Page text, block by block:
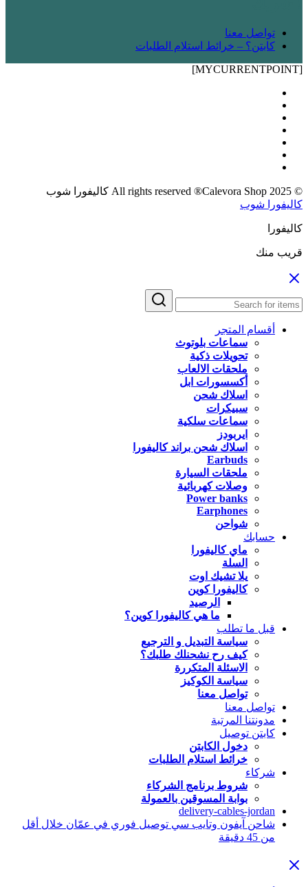
تواصل معنا
كابتن؟ – خرائط استلام الطلبات
[MYCURRENTPOINT]
© 2025 All rights reserved ®Calevora Shop كاليفورا شوب
كاليفورا شوب
كاليفورا
قريب منك
أقسام المتجر
سماعات بلوتوث
تحويلات ذكية
ملحقات الالعاب
أكسسورات ابل
اسلاك شحن
سبيكرات
سماعات سلكية
ايربودز
اسلاك شحن براند كاليفورا
Earbuds
ملحقات السيارة
وصلات كهربائية
Power banks
Earphones
شواحن
حسابك
ماي كاليفورا
السلة
يلا تشيك اوت
كاليفورا كوين
الرصيد
ما هي كاليفورا كوين؟
قبل ما تطلب
سياسة التبديل و الترجيع
كيف رح نشحنلك طلبك؟
الاسئلة المتكررة
سياسة الكوكيز
تواصل معنا
تواصل معنا
مدونتنا المرتبة
كابتن توصيل
دخول الكابتن
خرائط استلام الطلبات
شركاء
شروط برنامج الشركاء
بوابة المسوقين بالعمولة
delivery-cables-jordan
شاحن آيفون وتايب سي توصيل فوري في عمّان خلال أقل
من 45 دقيقة